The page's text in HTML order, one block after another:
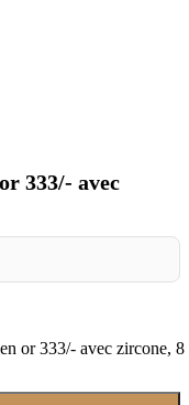
333/- avec
or 333/- avec zircone, 8